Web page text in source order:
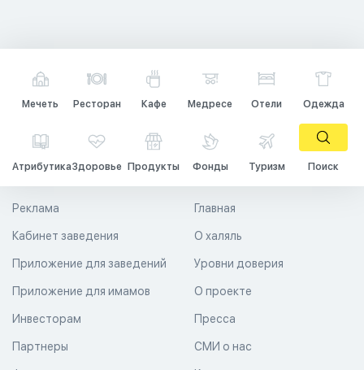
Мечеть Ресторан Кафе Медресе Отели Одежда
АтрибутикаЗдоровье Продукты Фонды Туризм Поиск
Главная
О халяль
Уровни доверия
Реклама
Кабинет заведения
Приложение для заведений
Приложение для имамов О проекте
Пресса
СМИ о нас
Инвесторам
Партнеры